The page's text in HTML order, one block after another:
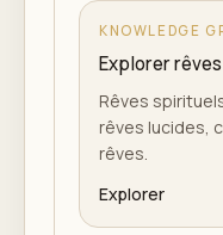
KNOWLEDGE
Explorer rêves
Rêves
rêves lucides,
rêves.
Explorer